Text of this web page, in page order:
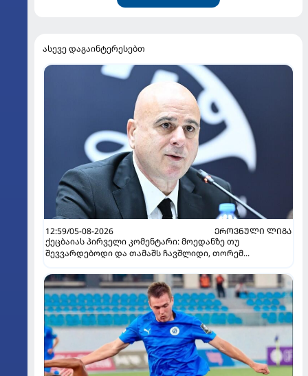
ასევე დაგაინტერესებთ
12:59/05-08-2026
ᲔᲠᲝᲕᲜᲣᲚᲘ ᲚᲘᲒᲐ
ქეცბაიას პირველი კომენტარი: მოედანზე თუ
შევვარდებოდი და თამაშს ჩავშლიდი, თორემ...